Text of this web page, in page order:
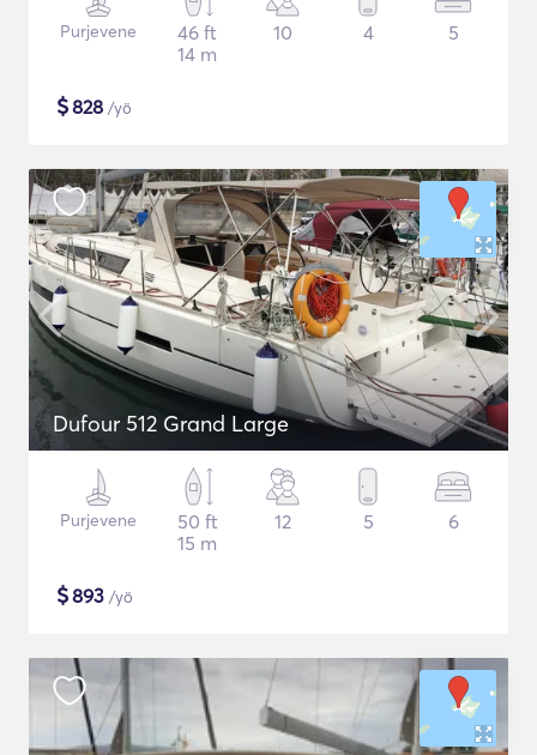
Purjevene
46 ft
14 m
10 4 5
$828 /yö
Dufour 512 Grand Large
Purjevene
50 ft
15 m
12 5 6
$893 /yö